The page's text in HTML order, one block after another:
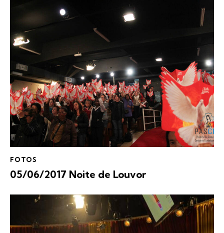
FOTOS
05/06/2017 Noite de Louvor